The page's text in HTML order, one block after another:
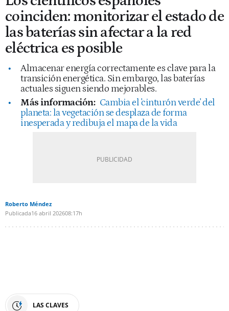
coinciden: monitorizar el estado de
las baterías sin afectar a la red
eléctrica es posible
Almacenar energía correctamente es clave para la
transición energética. Sin embargo, las baterías
actuales siguen siendo mejorables.
Más información: Cambia el 'cinturón verde' del
planeta: la vegetación se desplaza de forma
inesperada y redibuja el mapa de la vida
Roberto Méndez
Publicada16 abril 202608:17h
LAS CLAVES